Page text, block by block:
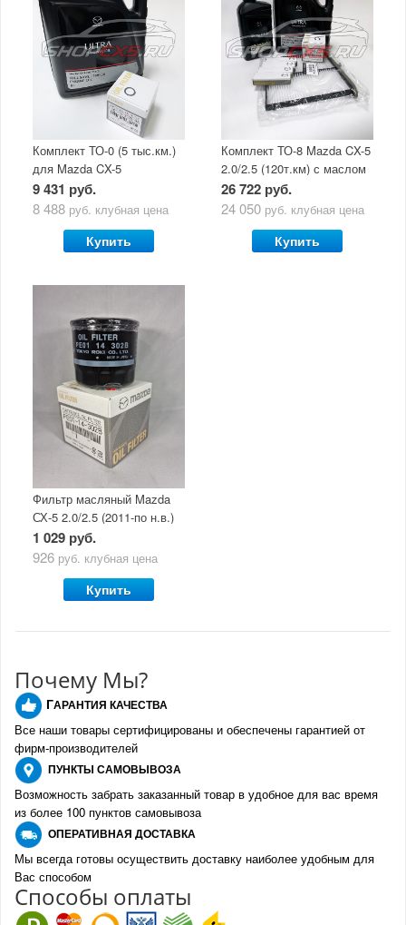
Комплект ТО-0 (5 тыс.км.)
для Mazda CX-5
(двигатель 2.0/2.5) с
маслом Mazda Original Oil
9 431 руб.
8 488 руб. клубная цена
Купить
Комплект ТО-8 Mazda CX-5
2.0/2.5 (120т.км) с маслом
Mazda Original Oil Ultra
5W30
26 722 руб.
24 050 руб. клубная цена
Купить
Фильтр масляный Mazda
СХ-5 2.0/2.5 (2011-по н.в.)
1 029 руб.
926 руб. клубная цена
Купить
Почему Мы?
ГАРАНТИЯ КАЧЕСТВА
Все наши товары сертифицированы и обеспечены гарантией от
фирм-производителей
ПУНКТЫ САМОВЫВОЗА
Возможность забрать заказанный товар в удобное для вас время
из более 100 пунктов самовывоза
ОПЕРАТИВНАЯ ДОСТАВКА
Мы всегда готовы осуществить доставку наиболее удобным для
Вас способом
Способы оплаты